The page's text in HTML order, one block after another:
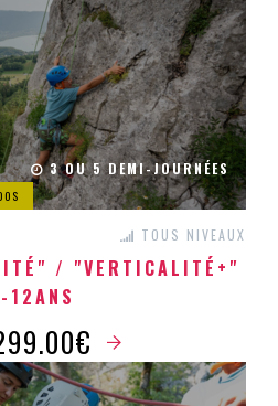
3 OU 5 DEMI-JOURNÉES
TOUS NIVEAUX
/ "VERTICALITÉ+"
12ANS